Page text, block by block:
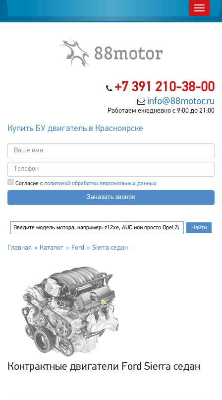
+7 391 210-38-00
info@88motor.ru
Работаем ежедневно с 9:00 до 21:00
Купить БУ двигатель в Красноярске
Согласие с политикой обработки персональных данных
Заказать звонок
Главная Каталог Ford Sierra седан
Контрактные двигатели Ford Sierra седан